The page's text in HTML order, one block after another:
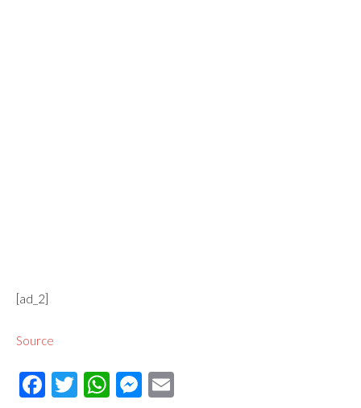
[ad_2]
Source
Facebook
Twitter
WhatsApp
Messenger